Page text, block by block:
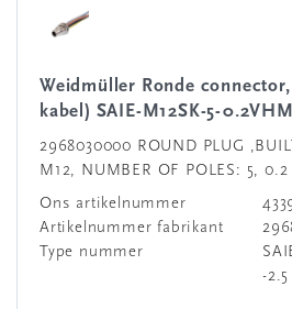
Weidmüller Ronde connector, inbouw (met
kabel) SAIE-M12SK-5-
2968030000 ROUND PLUG
M12, NUMBER OF POLES: 5,
Ons artikelnummer
Artikelnummer fabrikant
Type nummer
-2.5